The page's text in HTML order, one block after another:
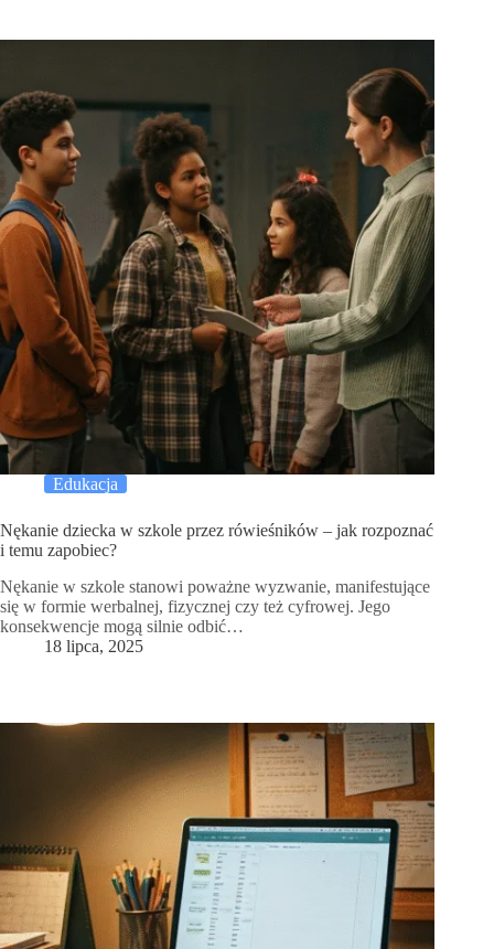
Edukacja
Nękanie dziecka w szkole przez rówieśników – jak rozpoznać
i temu zapobiec?
Nękanie w szkole stanowi poważne wyzwanie, manifestujące
się w formie werbalnej, fizycznej czy też cyfrowej. Jego
konsekwencje mogą silnie odbić…
18 lipca, 2025